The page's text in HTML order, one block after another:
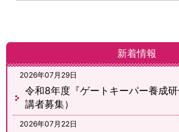
新着情報
2026年07月29日
令和8年度『ゲートキーパー養成
講者募集）
2026年07月22日